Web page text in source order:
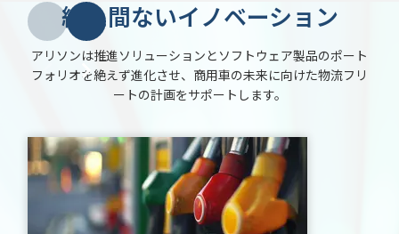
絶え間ないイノベーション
アリソンは推進ソリューションとソフトウェア製品のポート
フォリオを絶えず進化させ、商用車の未来に向けた物流フリ
ートの計画をサポートします。